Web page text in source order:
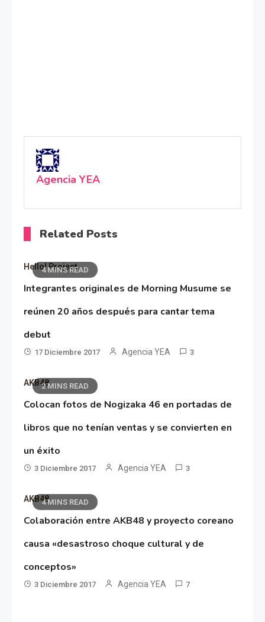
Agencia YEA
Related Posts
4 MINS READ
Hello! Project
Integrantes originales de Morning Musume se
reúnen 20 años después para cantar tema
debut
17 Diciembre 2017 Agencia YEA 3
2 MINS READ
AKB48
Colocan fotos de Nogizaka 46 en portadas de
libros que no tenían ventas y se convierten en
un éxito
3 Diciembre 2017 Agencia YEA 3
4 MINS READ
AKB48
Colaboración entre AKB48 y proyecto coreano
causa «desastroso choque cultural y de
conceptos»
3 Diciembre 2017 Agencia YEA 7